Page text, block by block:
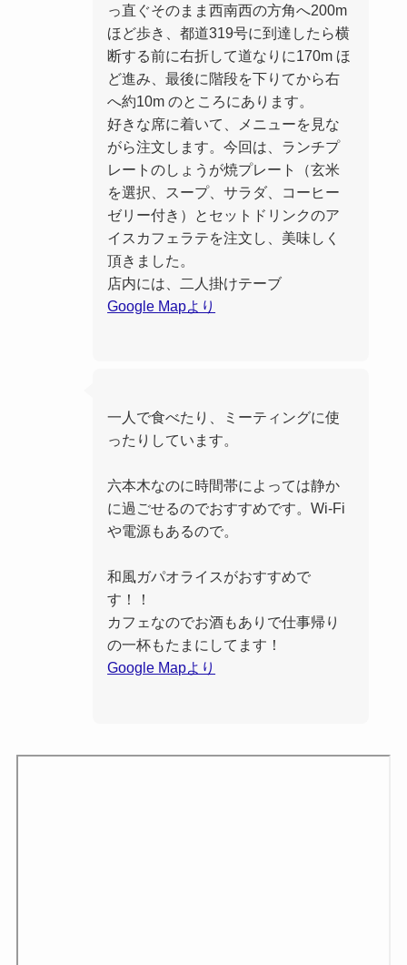
っ直ぐそのまま西南西の方角へ200m
ほど歩き、都道319号に到達したら横
断する前に右折して道なりに170m ほ
ど進み、最後に階段を下りてから右
へ約10m のところにあります。
好きな席に着いて、メニューを見な
がら注文します。今回は、ランチプ
レートのしょうが焼プレート（玄米
を選択、スープ、サラダ、コーヒー
ゼリー付き）とセットドリンクのア
イスカフェラテを注文し、美味しく
頂きました。
店内には、二人掛けテーブ
Google Mapより
一人で食べたり、ミーティングに使
ったりしています。
六本木なのに時間帯によっては静か
に過ごせるのでおすすめです。Wi-Fi
や電源もあるので。
和風ガパオライスがおすすめで
す！！
カフェなのでお酒もありで仕事帰り
の一杯もたまにしてます！
Google Mapより